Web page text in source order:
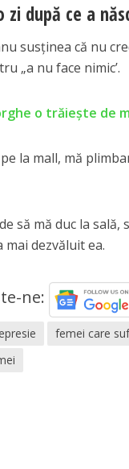
zi după ce a
susținea că nu
„a nu face nimic’.
o trăiește de
la mall, mă
să mă duc la sală,
mai dezvăluit ea.
ne:
femei care